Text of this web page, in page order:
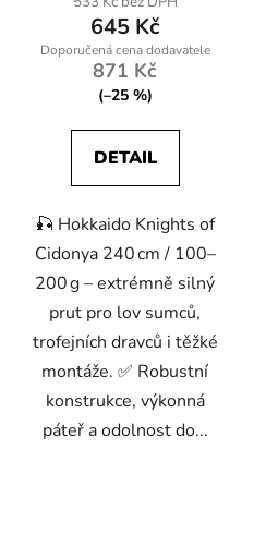
645 Kč
871 Kč
(–25 %)
DETAIL
🎣 Hokkaido Knights of
Cidonya 240 cm / 100–
200 g – extrémně silný
prut pro lov sumců,
trofejních dravců i těžké
montáže. ✅ Robustní
konstrukce, výkonná
páteř a odolnost do...